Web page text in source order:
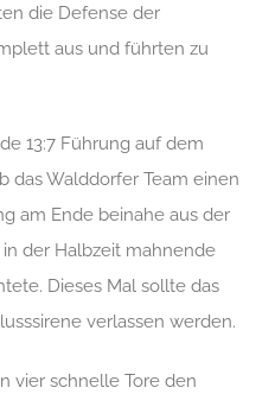
die Defense der
aus und führten zu
13:7 Führung auf dem
das Walddorfer Team einen
am Ende beinahe aus der
der Halbzeit mahnende
Dieses Mal sollte das
verlassen werden.
vier schnelle Tore den